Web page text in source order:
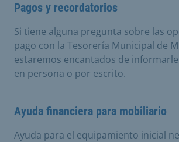
Pagos y recordatorios
Si tiene alguna pregunta sobre las
pago con la Tesorería Municipal de
estaremos encantados de
en persona o por escrito.
Ayuda financiera para mobiliario
Ayuda para el equipamiento inicial